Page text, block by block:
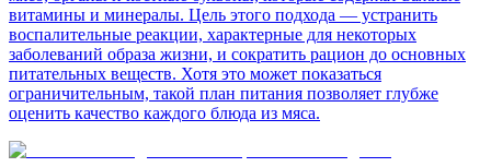
витамины и минералы. Цель этого подхода — устранить
воспалительные реакции, характерные для некоторых
заболеваний образа жизни, и сократить рацион до основных
питательных веществ. Хотя это может показаться
ограничительным, такой план питания позволяет глубже
оценить качество каждого блюда из мяса.